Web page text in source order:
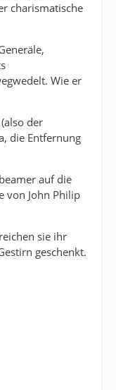
charismatische
Wie er
der
die Entfernung
auf die
von John Philip
sie ihr
geschenkt.